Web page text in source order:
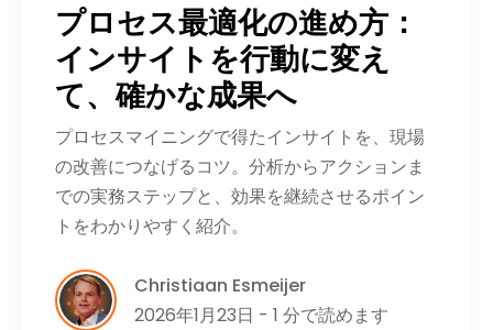
プロセス最適化の進め方：
インサイトを行動に変え
て、確かな成果へ
プロセスマイニングで得たインサイトを、現場
の改善につなげるコツ。分析からアクションま
での実務ステップと、効果を継続させるポイン
トをわかりやすく紹介。
Christiaan Esmeijer
2026年1月23日 - 1 分で読めます